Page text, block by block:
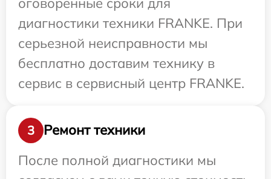
диагностики техники FRANKE. При
серьезной неисправности мы
бесплатно доставим технику в
сервис в сервисный центр FRANKE.
3
Ремонт техники
После полной диагностики мы